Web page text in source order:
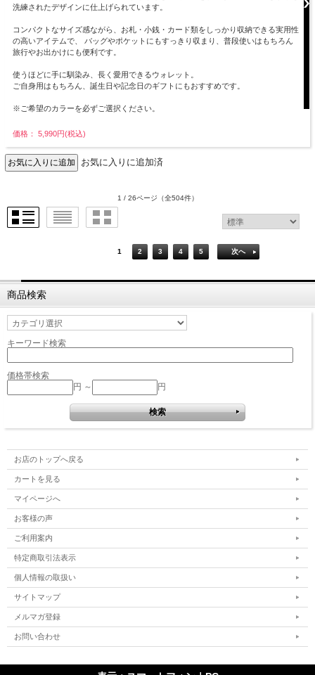
洗練されたデザインに仕上げられています。
コンパクトなサイズ感ながら、お札・小銭・カード類をしっかり収納できる実用性
の高いアイテムで、 バッグやポケットにもすっきり収まり、普段使いはもちろん
旅行やお出かけにも便利です。
使うほどに手に馴染み、長く愛用できるウォレット。
ご自身用はもちろん、誕生日や記念日のギフトにもおすすめです。
※ご希望のカラーを必ずご選択ください。
価格： 5,990円(税込)
お気に入りに追加済
1 / 26ページ （全504件）
1 2 3 4 5 次へ
商品検索
キーワード検索
価格帯検索
円 ～
円
お店のトップへ戻る
カートを見る
マイページへ
お客様の声
ご利用案内
特定商取引法表示
個人情報の取扱い
サイトマップ
メルマガ登録
お問い合わせ